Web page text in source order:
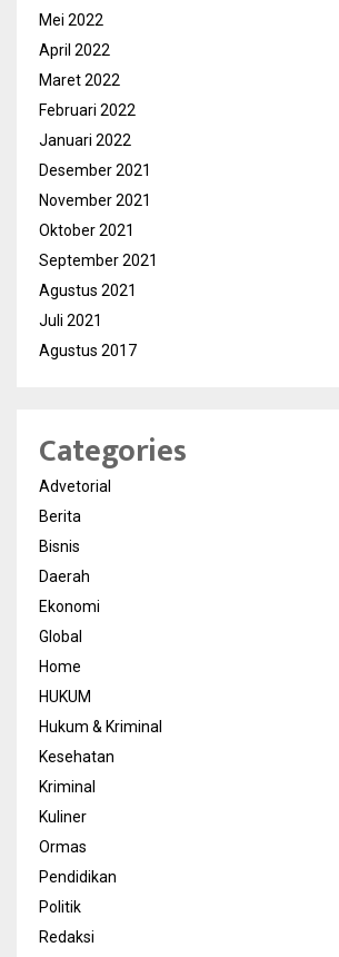
Mei 2022
April 2022
Maret 2022
Februari 2022
Januari 2022
Desember 2021
November 2021
Oktober 2021
September 2021
Agustus 2021
Juli 2021
Agustus 2017
Categories
Advetorial
Berita
Bisnis
Daerah
Ekonomi
Global
Home
HUKUM
Hukum & Kriminal
Kesehatan
Kriminal
Kuliner
Ormas
Pendidikan
Politik
Redaksi